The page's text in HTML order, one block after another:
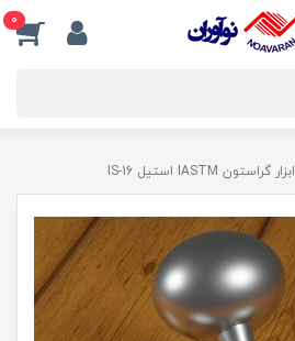
0
ابزار گراستون IASTM استیل IS-16